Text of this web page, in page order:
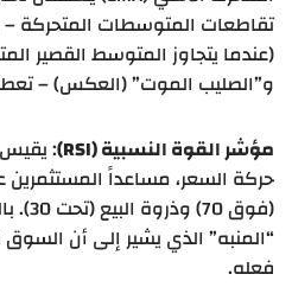
تقاطعات المتوسطات المتحركة –
(عندما يتجاوز المتوسط القصير
و”الصليب الموت” (العكس) –
مؤشر القوة النسبية (RSI)
:
حركة السعر، مساعداً المستثمرين
“المنبه” الذي يشير إلى أن
فعله.